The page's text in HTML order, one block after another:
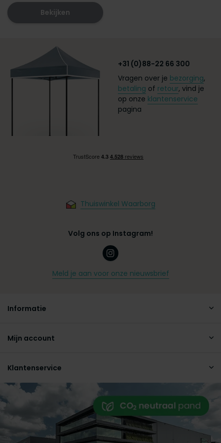
Bekijken
+31 (0)88-22 66 300
Vragen over je bezorging,
betaling of retour, vind je
op onze klantenservice
pagina
Thuiswinkel Waarborg
Volg ons op Instagram!
Meld je aan voor onze nieuwsbrief
Informatie
Mijn account
Klantenservice